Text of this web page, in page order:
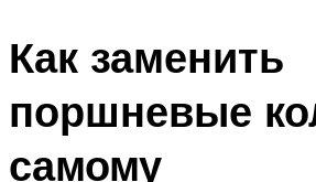
Как заменить
поршневые
самому